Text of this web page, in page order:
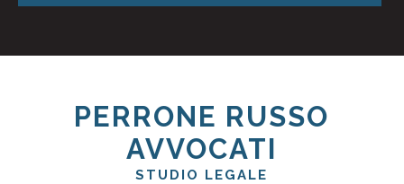
PERRONE RUSSO
AVVOCATI
STUDIO LEGALE